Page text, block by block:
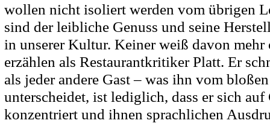
wollen nicht isoliert werden vom übrigen
sind der leibliche Genuss und seine
in unserer Kultur. Keiner weiß davon mehr
erzählen als Restaurantkritiker Platt. Er
als jeder andere Gast – was ihn vom
unterscheidet, ist lediglich, dass er sich auf
konzentriert und ihnen sprachlichen